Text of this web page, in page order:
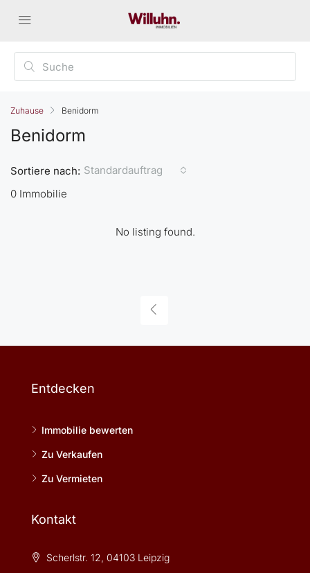
Zuhause Benidorm
Benidorm
0 Immobilie
Sortiere nach: Standardauftrag
No listing found.
Entdecken
Immobilie bewerten
Zu Verkaufen
Zu Vermieten
Kontakt
Scherlstr. 12, 04103 Leipzig